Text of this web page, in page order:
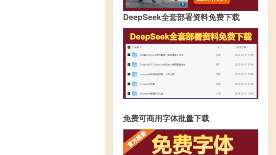
DeepSeek全套部署资料免费下载
免费可商用字体批量下载